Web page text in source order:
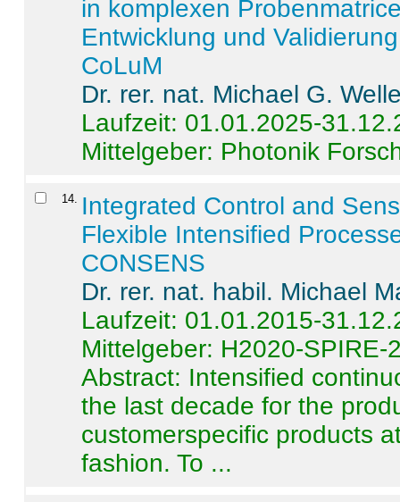
in komplexen
Entwicklung und
CoLuM
Dr. rer. nat. Michael G.
Laufzeit: 01.01.2025-
Mittelgeber: Photonik
14
Integrated Control and
Flexible Intensified
CONSENS
Dr. rer. nat. habil. Michael
Laufzeit: 01.01.2015-
Mittelgeber: H2020-SPIRE-
Abstract: Intensified
the last decade for the
customerspecific products
fashion. To ...